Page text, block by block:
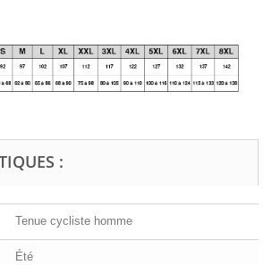
:
Tenue cycliste homme
Été